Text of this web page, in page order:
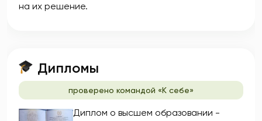
на их решение.
Дипломы
проверено командой «К себе»
Диплом о высшем образовании -